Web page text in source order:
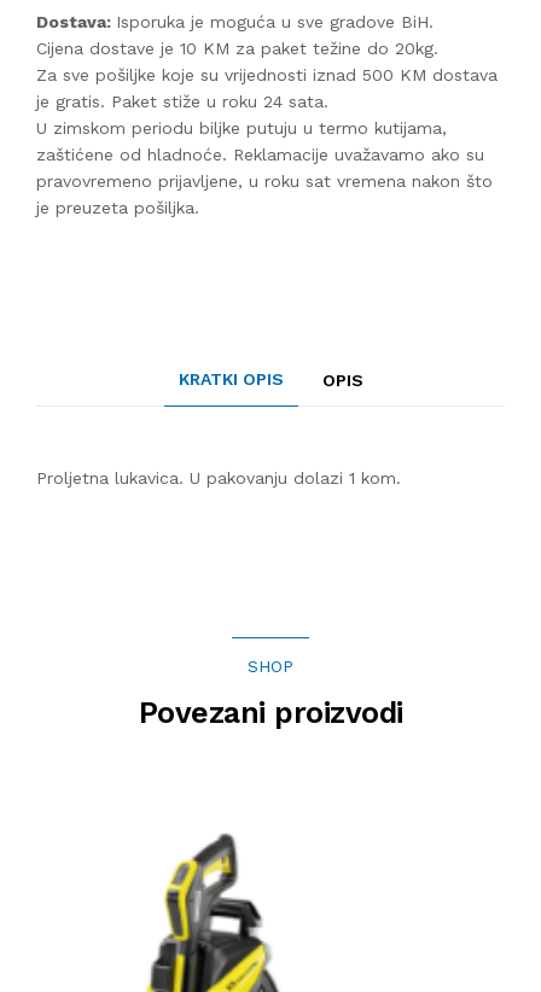
Dostava: Isporuka je moguća u sve gradove BiH.
Cijena dostave je 10 KM za paket težine do 20kg.
Za sve pošiljke koje su vrijednosti iznad 500 KM dostava
je gratis. Paket stiže u roku 24 sata.
U zimskom periodu biljke putuju u termo kutijama,
zaštićene od hladnoće. Reklamacije uvažavamo ako su
pravovremeno prijavljene, u roku sat vremena nakon što
je preuzeta pošiljka.
KRATKI OPIS OPIS
Proljetna lukavica. U pakovanju dolazi 1 kom.
SHOP
Povezani proizvodi